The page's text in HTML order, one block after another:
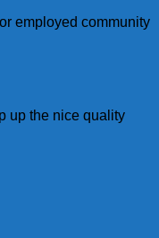
employed community
up the nice quality